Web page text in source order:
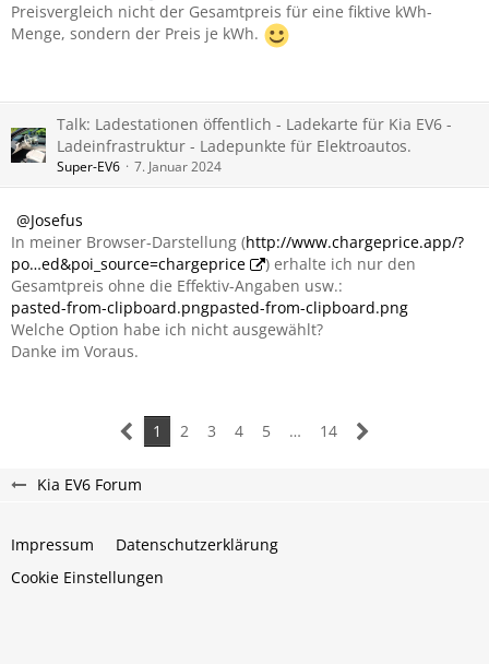
Preisvergleich nicht der Gesamtpreis für eine fiktive kWh-
Menge, sondern der Preis je kWh.
Talk: Ladestationen öffentlich - Ladekarte für Kia EV6 -
Ladeinfrastruktur - Ladepunkte für Elektroautos.
Super-EV6 7. Januar 2024
Josefus
In meiner Browser-Darstellung (http://www.chargeprice.app/?
po…ed&poi_source=chargeprice
) erhalte ich nur den
Gesamtpreis ohne die Effektiv-Angaben usw.:
pasted-from-clipboard.pngpasted-from-clipboard.png
Welche Option habe ich nicht ausgewählt?
Danke im Voraus.
1 2 3 4 5 … 14
Kia EV6 Forum
Impressum
Datenschutzerklärung
Cookie Einstellungen